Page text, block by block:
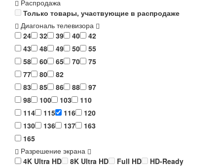
Распродажа
Только товары, участвующие в распродаже
Диагональ телевизора
24
32 39 40
42
43
48 49 50
55
58
60 65 70
75
77
80
82
83
85 86 88
97
98
100 103
110
114
115 116
120
130
136 137
163
165
Разрешение экрана
4K Ultra HD
8K Ultra HD Full HD
HD-Ready